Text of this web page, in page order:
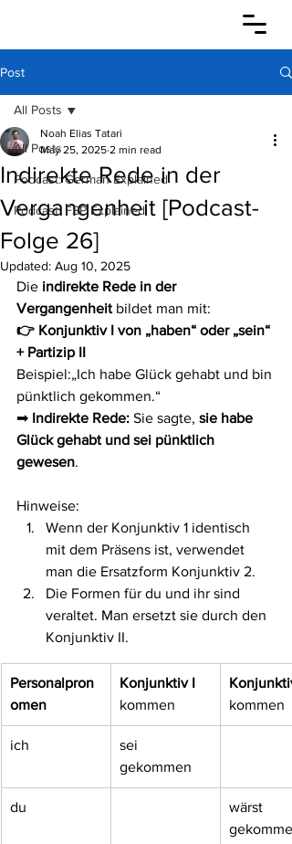
Post
All Posts
Podcast: German Explained
Podcast: FSP Explained
All Posts
Indirekte Rede in der
Vergangenheit [Podcast-
Folge 26]
Noah Elias Tatari
May 25, 2025 2 min read
Updated: Aug 10, 2025
Die indirekte Rede in der
Vergangenheit bildet man mit:
👉 Konjunktiv I von „haben“ oder „sein“
+ Partizip II
Beispiel:„Ich habe Glück gehabt und bin
pünktlich gekommen.“
➡ Indirekte Rede: Sie sagte, sie habe
Glück gehabt und sei pünktlich
gewesen.
Hinweise:
Wenn der Konjunktiv 1 identisch
mit dem Präsens ist, verwendet
man die Ersatzform Konjunktiv 2.
Die Formen für du und ihr sind
veraltet. Man ersetzt sie durch den
Konjunktiv II.
Personalpron
omen
Konjunktiv I
kommen
kommen
ich
sei
gekommen
du
wärst